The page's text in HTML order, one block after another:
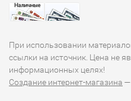
При использовании
ссылки на источник. Цена не
информационных целях!
Создание интернет-магазина —